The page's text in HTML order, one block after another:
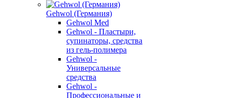
Gehwol (Германия)
Gehwol Med
Gehwol - Пластыри,
супинаторы, средства
из гель-полимера
Gehwol -
Универсальные
средства
Gehwol -
Профессиональные и